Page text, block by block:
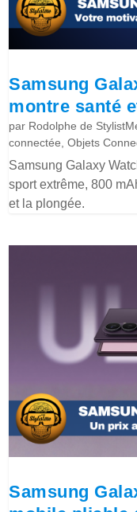
Samsung
montre santé
par Rodolphe de
connectée ,Objets
Samsung Galaxy
sport extrême, 800
et la plongée.
Samsung